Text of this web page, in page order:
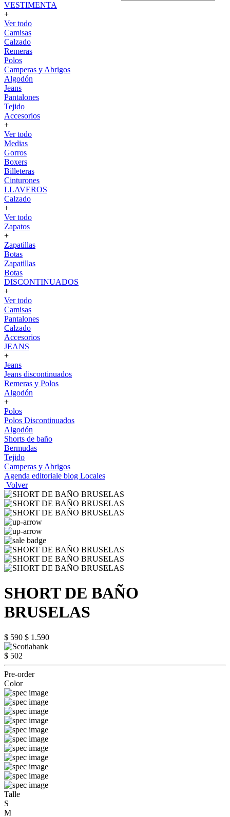
VESTIMENTA
+
Ver todo
Camisas
Calzado
Remeras
Polos
Camperas y Abrigos
Algodón
Jeans
Pantalones
Tejido
Accesorios
+
Ver todo
Medias
Gorros
Boxers
Billeteras
Cinturones
LLAVEROS
Calzado
+
Ver todo
Zapatos
+
Zapatillas
Botas
Zapatillas
Botas
DISCONTINUADOS
+
Ver todo
Camisas
Pantalones
Calzado
Accesorios
JEANS
+
Jeans
Jeans discontinuados
Remeras y Polos
Algodón
+
Polos
Polos Discontinuados
Algodón
Shorts de baño
Bermudas
Tejido
Camperas y Abrigos
Agenda editoriale blog Locales
Volver
SHORT DE BAÑO
BRUSELAS
$ 590 $ 1.590
$ 502
Pre-order
Color
Talle
S
M